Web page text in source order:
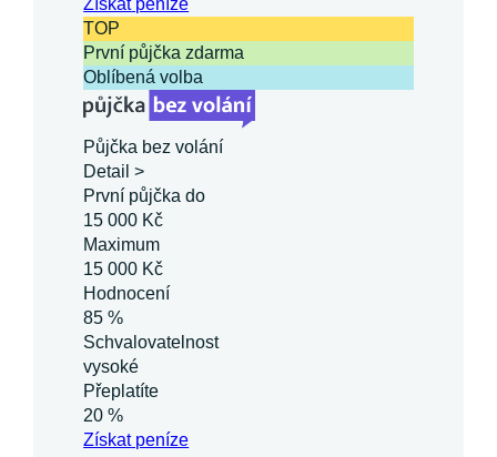
Získatpeníze
TOP
První půjčka zdarma
Oblíbená volba
Půjčka bez volání
Detail >
První půjčka do
15 000 Kč
Maximum
15 000 Kč
Hodnocení
85 %
Schvalovatelnost
vysoké
Přeplatíte
20 %
Získatpeníze